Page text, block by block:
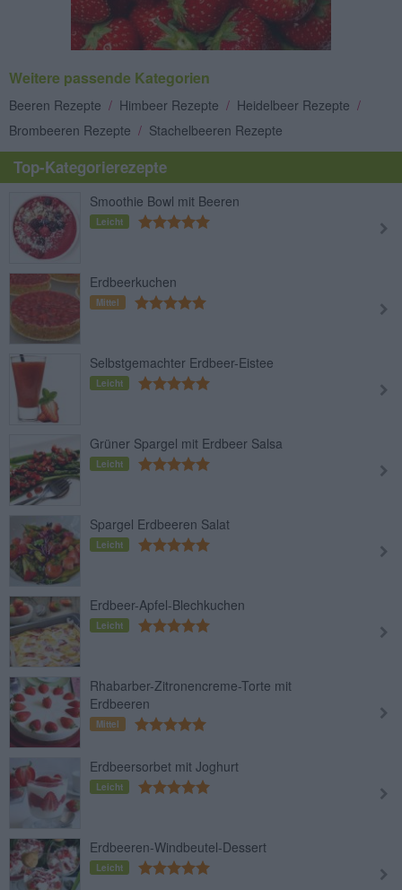
Weitere passende Kategorien
Beeren Rezepte / Himbeer Rezepte / Heidelbeer Rezepte /
Brombeeren Rezepte / Stachelbeeren Rezepte
Top-Kategorierezepte
Smoothie Bowl mit Beeren
Leicht
Erdbeerkuchen
Mittel
Selbstgemachter Erdbeer-Eistee
Leicht
Grüner Spargel mit Erdbeer Salsa
Leicht
Spargel Erdbeeren Salat
Leicht
Erdbeer-Apfel-Blechkuchen
Leicht
Rhabarber-Zitronencreme-Torte mit
Erdbeeren
Mittel
Erdbeersorbet mit Joghurt
Leicht
Erdbeeren-Windbeutel-Dessert
Leicht